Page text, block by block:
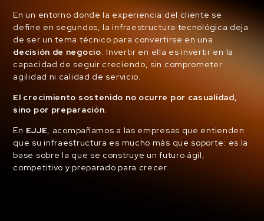
En un entorno donde la experiencia del cliente se
define en segundos, la infraestructura tecnológica deja
de ser un tema técnico para convertirse en una
decisión de negocio. Invertir en ella es invertir en la
capacidad de seguir creciendo, sin comprometer
agilidad ni calidad de servicio.
El crecimiento sostenido no ocurre por casualidad,
sino por preparación.
En EJJE, acompañamos a las empresas que entienden
que su infraestructura es mucho más que soporte: es la
base sobre la que se construye un futuro ágil,
competitivo y preparado para crecer.